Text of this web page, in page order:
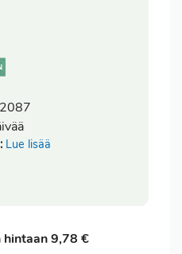
Lue lisää
hintaan 9,78 €